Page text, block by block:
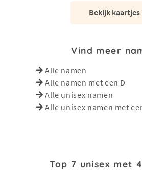
Bekijk kaartjes
Vind meer
Alle namen
Alle namen met een D
Alle unisex namen
Alle unisex namen met
Top 7 unisex met